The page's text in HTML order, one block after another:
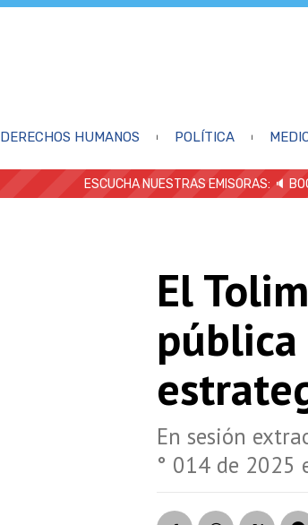
DERECHOS HUMANOS POLÍTICA
ESCUCHA NUESTRAS EMISORAS: 🔈
El
pública
En sesión
° 014 de 2025